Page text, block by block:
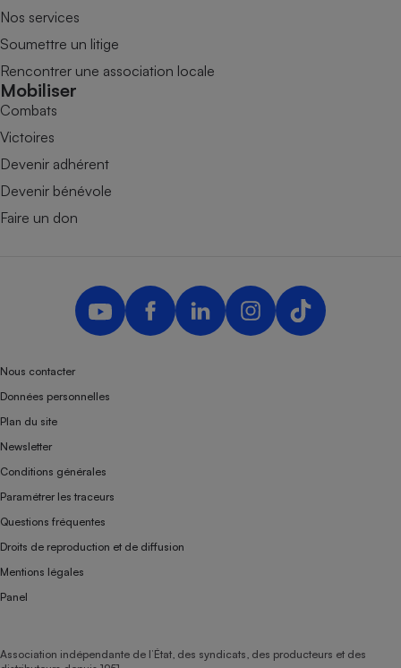
Nos services
Soumettre un litige
Rencontrer une association locale
Mobiliser
Combats
Victoires
Devenir adhérent
Devenir bénévole
Faire un don
Nous contacter
Données personnelles
Plan du site
Newsletter
Conditions générales
Paramétrer les traceurs
Questions fréquentes
Droits de reproduction et de diffusion
Mentions légales
Panel
Association indépendante de l’État, des syndicats, des producteurs et des